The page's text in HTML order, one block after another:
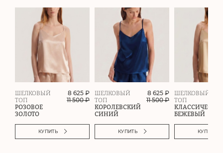
ШЕЛКОВЫЙ
ТОП
РОЗОВОЕ
ЗОЛОТО
8 625 ₽
11 500₽
КУПИТЬ
ШЕЛКОВЫЙ
ТОП
КОРОЛЕВСКИЙ
СИНИЙ
8 625 ₽
11 500₽
КУПИТЬ
ШЕЛКОВЫЙ
ТОП
БЕЖЕВЫЙ
КУПИТЬ